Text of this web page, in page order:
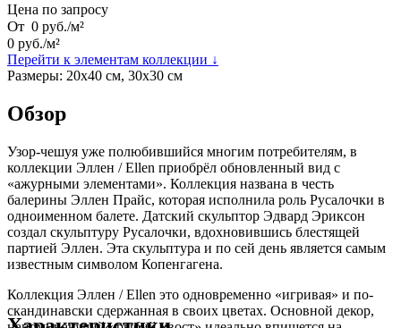
Цена по запросу
От 0 руб./м²
0 руб./м²
Перейти к элементам коллекции ↓
Размеры: 20х40 см, 30х30 см
Обзор
Узор-чешуя уже полюбившийся многим потребителям, в
коллекции Эллен / Ellen приобрёл обновленный вид с
«ажурными элементами». Коллекция названа в честь
балерины Эллен Прайс, которая исполнила роль Русалочки в
одноименном балете. Датский скульптор Эдвард Эриксон
создал скульптуру Русалочки, вдохновившись блестящей
партией Эллен. Эта скульптура и по сей день является самым
известным символом Копенгагена.
Коллекция Эллен / Ellen это одновременно «игривая» и по-
скандинавски сдержанная в своих цветах. Основной декор,